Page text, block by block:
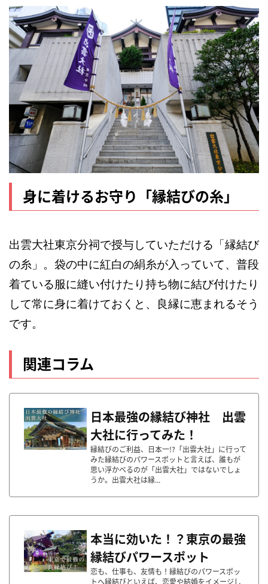
身に着けるお守り「縁結びの糸」
出雲大社東京分祠で授与していただける「縁結び
の糸」。袋の中に紅白の絹糸が入っていて、普段
着ている服に縫い付けたり持ち物に結び付けたり
して常に身に着けておくと、良縁に恵まれるそう
です。
関連コラム
日本最強の縁結び神社 出雲
大社に行ってみた！
縁結びのご利益、日本一!?「出雲大社」に行って
みた縁結びのパワースポットと言えば、誰もが
思い浮かべるのが「出雲大社」ではないでしょ
うか。出雲大社は縁...
本当に効いた！？東京の最強
縁結びパワースポット
恋も、仕事も、友情も！縁結びのパワースポッ
トへ縁結びといえば、恋愛や結婚をイメージし